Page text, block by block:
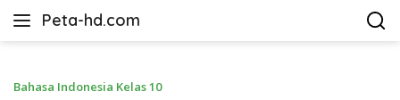
Peta-hd.com
Kumpulan
HD
Bahasa Indonesia Kelas 10